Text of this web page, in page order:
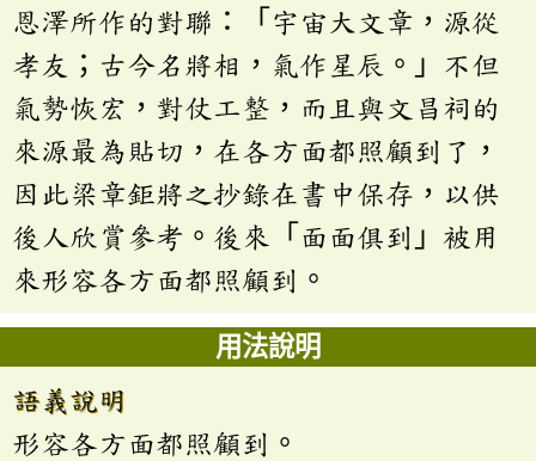
恩澤所作的對聯：「宇宙大文章，源從
孝友；古今名將相，氣作星辰。」不但
氣勢恢宏，對仗工整，而且與文昌祠的
來源最為貼切，在各方面都照顧到了，
因此梁章鉅將之抄錄在書中保存，以供
後人欣賞參考。後來「面面俱到」被用
來形容各方面都照顧到。
用法說明
語義說明
形容各方面都照顧到。